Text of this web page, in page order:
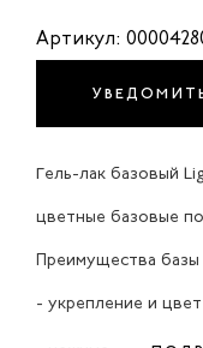
Артикул:
Гель-лак базовый
цветные базовые
Преимущества базы
- укрепление и